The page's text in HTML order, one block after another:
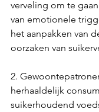
verveling om te
van emotionele
het aanpakken van
oorzaken van
2.
herhaaldelijk
suikerhoudend